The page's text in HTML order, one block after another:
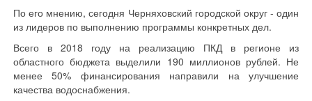
По его мнению, сегодня Черняховский городской округ - один
из лидеров по выполнению программы конкретных дел.
Всего в 2018 году на реализацию ПКД в регионе из
областного бюджета выделили 190 миллионов рублей. Не
менее 50% финансирования направили на улучшение
качества водоснабжения.